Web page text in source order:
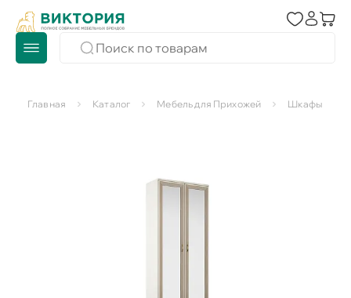
Главная Каталог Мебель для Прихожей Шкафы для